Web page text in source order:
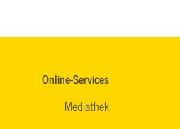
Online-Services
Mediathek